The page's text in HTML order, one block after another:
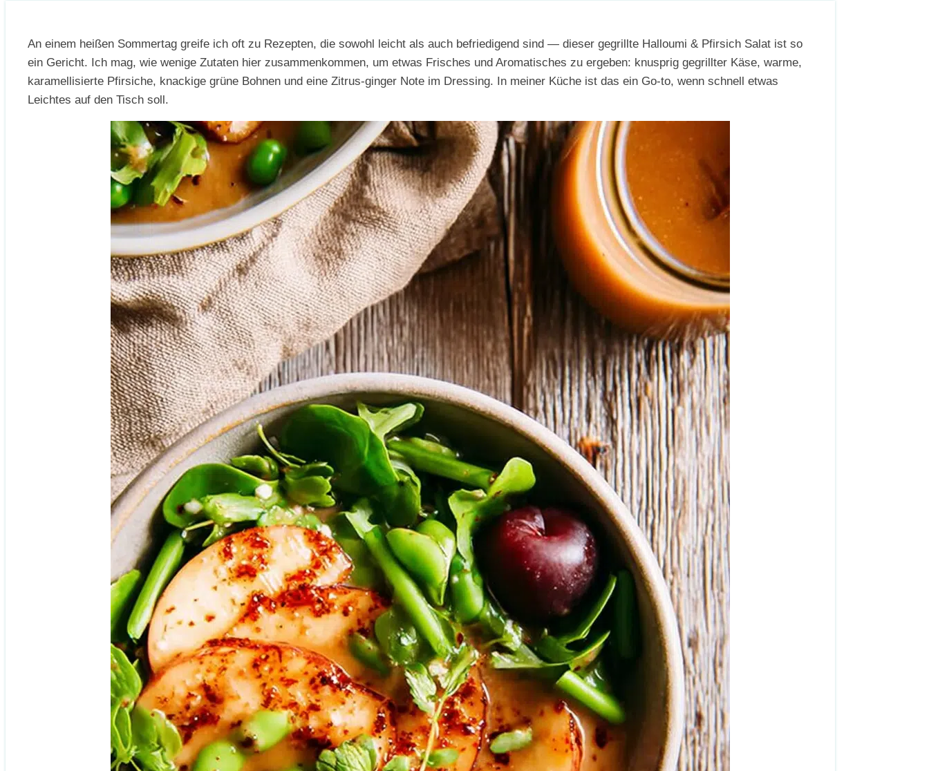
An einem heißen Sommertag greife ich oft zu Rezepten, die sowohl leicht als auch befriedigend sind — dieser gegrillte Halloumi & Pfirsich Salat ist so
ein Gericht. Ich mag, wie wenige Zutaten hier zusammenkommen, um etwas Frisches und Aromatisches zu ergeben: knusprig gegrillter Käse, warme,
karamellisierte Pfirsiche, knackige grüne Bohnen und eine Zitrus-ginger Note im Dressing. In meiner Küche ist das ein Go-to, wenn schnell etwas
Leichtes auf den Tisch soll.